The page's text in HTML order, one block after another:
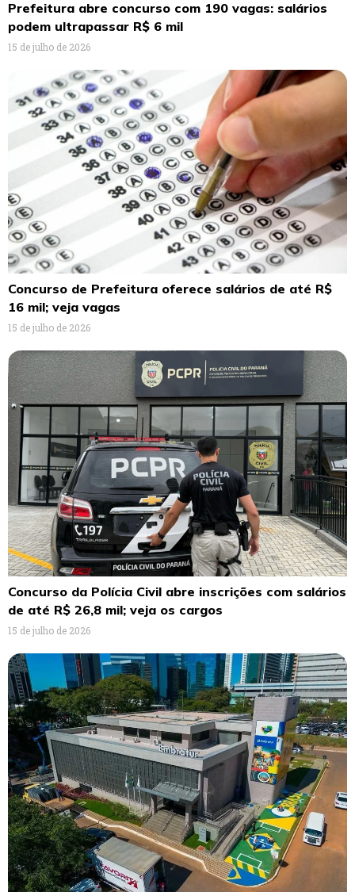
Prefeitura abre concurso com 190 vagas: salários
podem ultrapassar R$ 6 mil
15 de julho de 2026
Concurso de Prefeitura oferece salários de até R$
16 mil; veja vagas
15 de julho de 2026
Concurso da Polícia Civil abre inscrições com salários
de até R$ 26,8 mil; veja os cargos
15 de julho de 2026